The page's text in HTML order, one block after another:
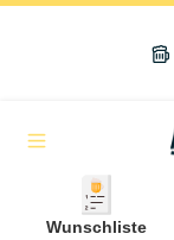
Wunschliste